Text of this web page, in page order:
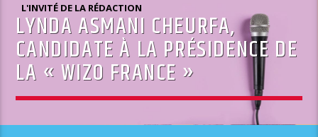
L'INVITÉ DE LA RÉDACTION
LYNDA ASMANI CHEURFA,
CANDIDATE À LA PRÉSIDENCE DE
LA « WIZO FRANCE »